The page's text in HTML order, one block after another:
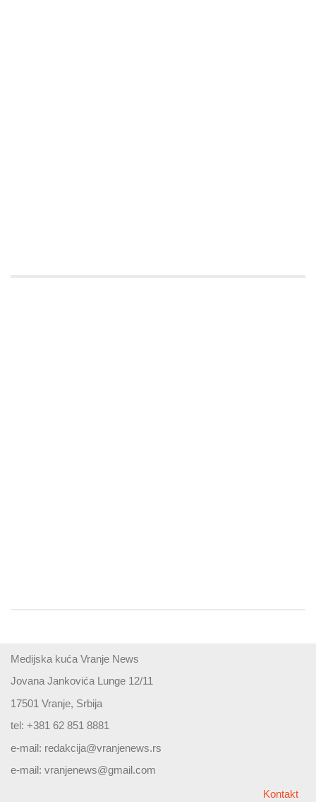
Medijska kuća Vranje News
Jovana Jankovića Lunge 12/11
17501 Vranje, Srbija
tel: +381 62 851 8881
e-mail: redakcija@vranjenews.rs
e-mail: vranjenews@gmail.com
Kontakt